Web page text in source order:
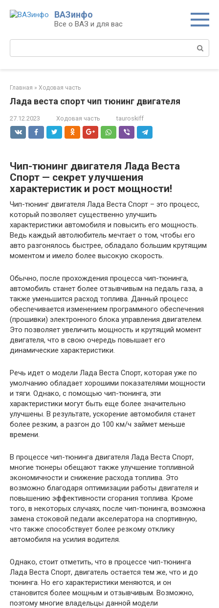
ВАЗинфо
Все о ВАЗ и для вас
Поиск:
Главная » Ходовая часть
Лада веста спорт чип тюнинг двигателя
27.12.2023 Ходовая часть tauroskiff
Чип-тюнинг двигателя Лада Веста
Спорт — секрет улучшения
характеристик и рост мощности!
Чип-тюнинг двигателя Лада Веста Спорт – это процесс,
который позволяет существенно улучшить
характеристики автомобиля и повысить его мощность.
Ведь каждый автолюбитель мечтает о том, чтобы его
авто разгонялось быстрее, обладало большим крутящим
моментом и имело более высокую скорость.
Обычно, после прохождения процесса чип-тюнинга,
автомобиль станет более отзывчивым на педаль газа, а
также уменьшится расход топлива. Данный процесс
обеспечивается изменением программного обеспечения
(прошивки) электронного блока управления двигателем.
Это позволяет увеличить мощность и крутящий момент
двигателя, что в свою очередь повышает его
динамические характеристики.
Речь идет о модели Лада Веста Спорт, которая уже по
умолчанию обладает хорошими показателями мощности
и тяги. Однако, с помощью чип-тюнинга, эти
характеристики могут быть еще более значительно
улучшены. В результате, ускорение автомобиля станет
более резким, а разгон до 100 км/ч займет меньше
времени.
В процессе чип-тюнинга двигателя Лада Веста Спорт,
многие тюнеры обещают также улучшение топливной
экономичности и снижение расхода топлива. Это
возможно благодаря оптимизации работы двигателя и
повышению эффективности сгорания топлива. Кроме
того, в некоторых случаях, после чип-тюнинга, возможна
замена стоковой педали акселератора на спортивную,
что также способствует более резкому отклику
автомобиля на усилия водителя.
Однако, стоит отметить, что в процессе чип-тюнинга
Лада Веста Спорт, двигатель остается тем же, что и до
тюнинга. Но его характеристики меняются, и он
становится более мощным и отзывчивым. Возможно,
поэтому многие владельцы данной модели